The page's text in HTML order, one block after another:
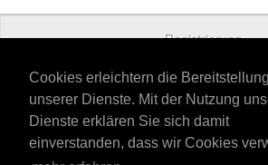
Cookies erleichtern die Bereitstellung
unserer Dienste. Mit der Nutzung
Dienste erklären Sie sich damit
einverstanden, dass wir Cookies
Registrierung
Preise
Kontakt
Datenschutz